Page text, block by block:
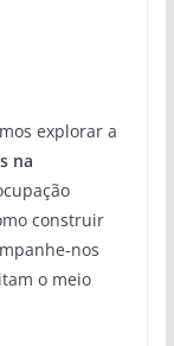
explorar a
na
construir
nos
o meio